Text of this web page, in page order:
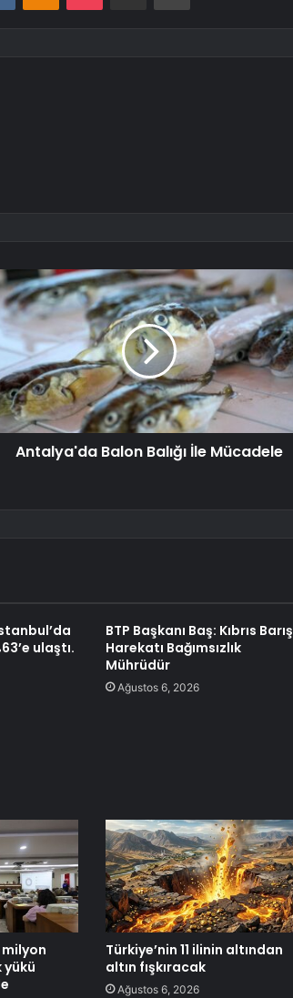
Antalya'da Balon Balığı İle Mücadele
ulaştı.
BTP Başkanı Baş: Kıbrıs Barış
Harekatı Bağımsızlık
Mührüdür
Ağustos 6, 2026
yükü
Türkiye’nin 11 ilinin altından
altın fışkıracak
Ağustos 6, 2026